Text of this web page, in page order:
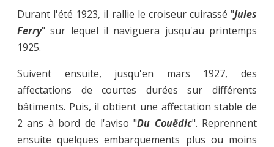
Durant l'été 1923, il rallie le croiseur cuirassé "Jules
Ferry" sur lequel il naviguera jusqu'au printemps
1925.
Suivent ensuite, jusqu'en mars 1927, des
affectations de courtes durées sur différents
bâtiments. Puis, il obtient une affectation stable de
2 ans à bord de l'aviso "Du Couëdic". Reprennent
ensuite quelques embarquements plus ou moins